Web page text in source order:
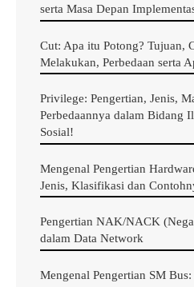
Ilustrasi Gambar Apa Itu Binary Large Object
Large Objectini? Ya, seperti
atas, ini lebih dikenal dengan
(secara global).
serta Masa Depan
Cut: Apa itu Potong? Tujuan,
Melakukan, Perbedaan serta
Privilege: Pengertian, Jenis,
Perbedaannya dalam Bidang
Sosial!
Mengenal Pengertian
Jenis, Klasifikasi dan
Pengertian NAK/NACK
dalam Data Network
Mengenal Pengertian SM